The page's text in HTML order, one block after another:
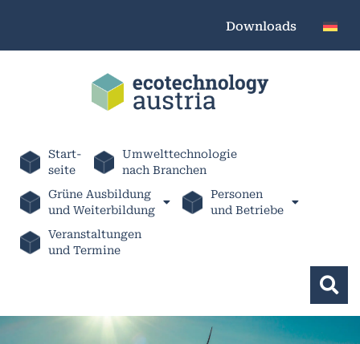
Downloads
Start-
seite
Umwelttechnologie
nach Branchen
Grüne Ausbildung
und Weiterbildung
Personen
und Betriebe
Veranstaltungen
und Termine